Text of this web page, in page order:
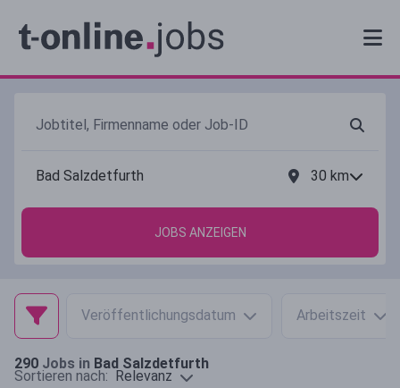
30 km
JOBS ANZEIGEN
Veröffentlichungsdatum Arbeitszeit
290 Jobs in Bad Salzdetfurth
Sortieren nach: Relevanz